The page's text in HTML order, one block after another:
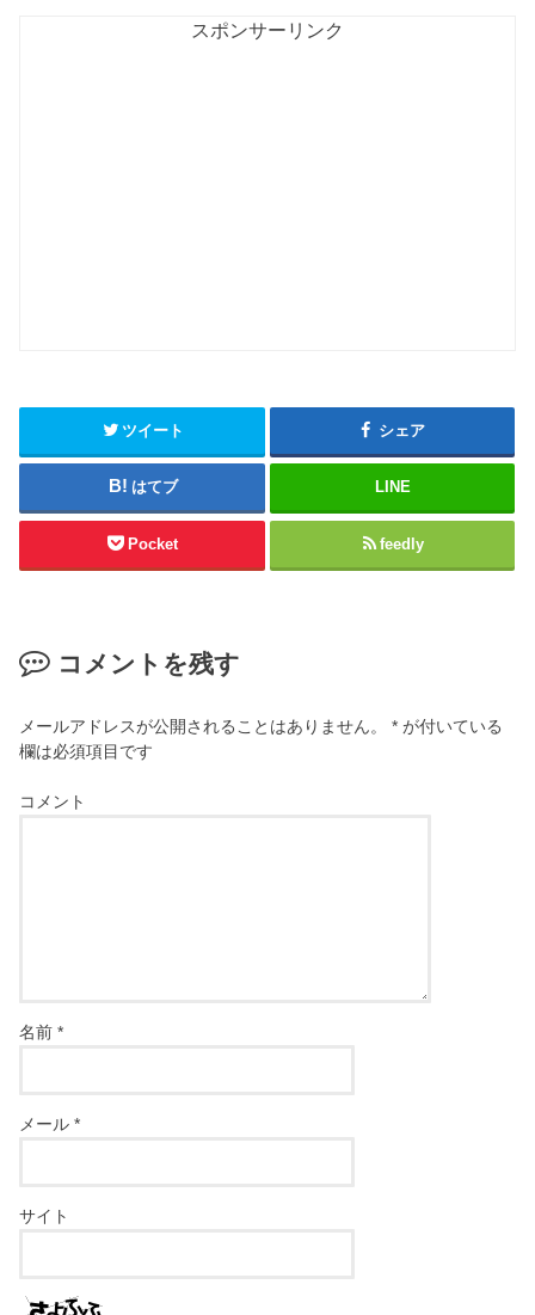
スポンサーリンク
ツイート シェア
はてブ LINE
Pocket feedly
コメントを残す
メールアドレスが公開されることはありません。 * が付いている
欄は必須項目です
コメント
名前*
メール*
サイト